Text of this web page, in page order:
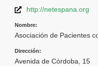
http://netespana.org
Nombre:
Asociación de Pacientes
Dirección:
Avenida de Córdoba, 15